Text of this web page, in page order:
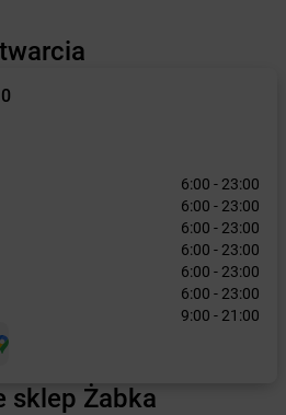
6:00 - 23:00
6:00 - 23:00
6:00 - 23:00
6:00 - 23:00
6:00 - 23:00
6:00 - 23:00
9:00 - 21:00
sklep Żabka